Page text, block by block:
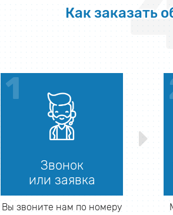
Как заказать
Звонок
или заявка
Вы звоните нам по номеру